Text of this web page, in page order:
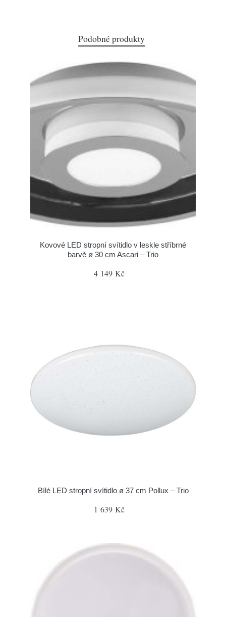
Podobné produkty
Kovové LED stropní svítidlo v leskle stříbrné
barvě ø 30 cm Ascari – Trio
4 149 Kč
Bílé LED stropní svítidlo ø 37 cm Pollux – Trio
1 639 Kč